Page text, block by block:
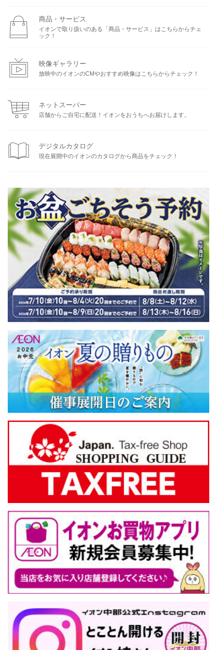
商品・サービス
イオンで取り扱いのある「商品・サービス」はこちらからチェ
ック！
映像ギャラリー
放映中のイオンのCMやおすすめ映像はこちらからチェック！
ネットスーパー
店舗からご自宅に配送！イオンをおうちへお届けします。
デジタルカタログ
現在展開中のイオンのカタログから商品をチェック！